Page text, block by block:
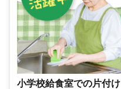
小学校給食室での片付